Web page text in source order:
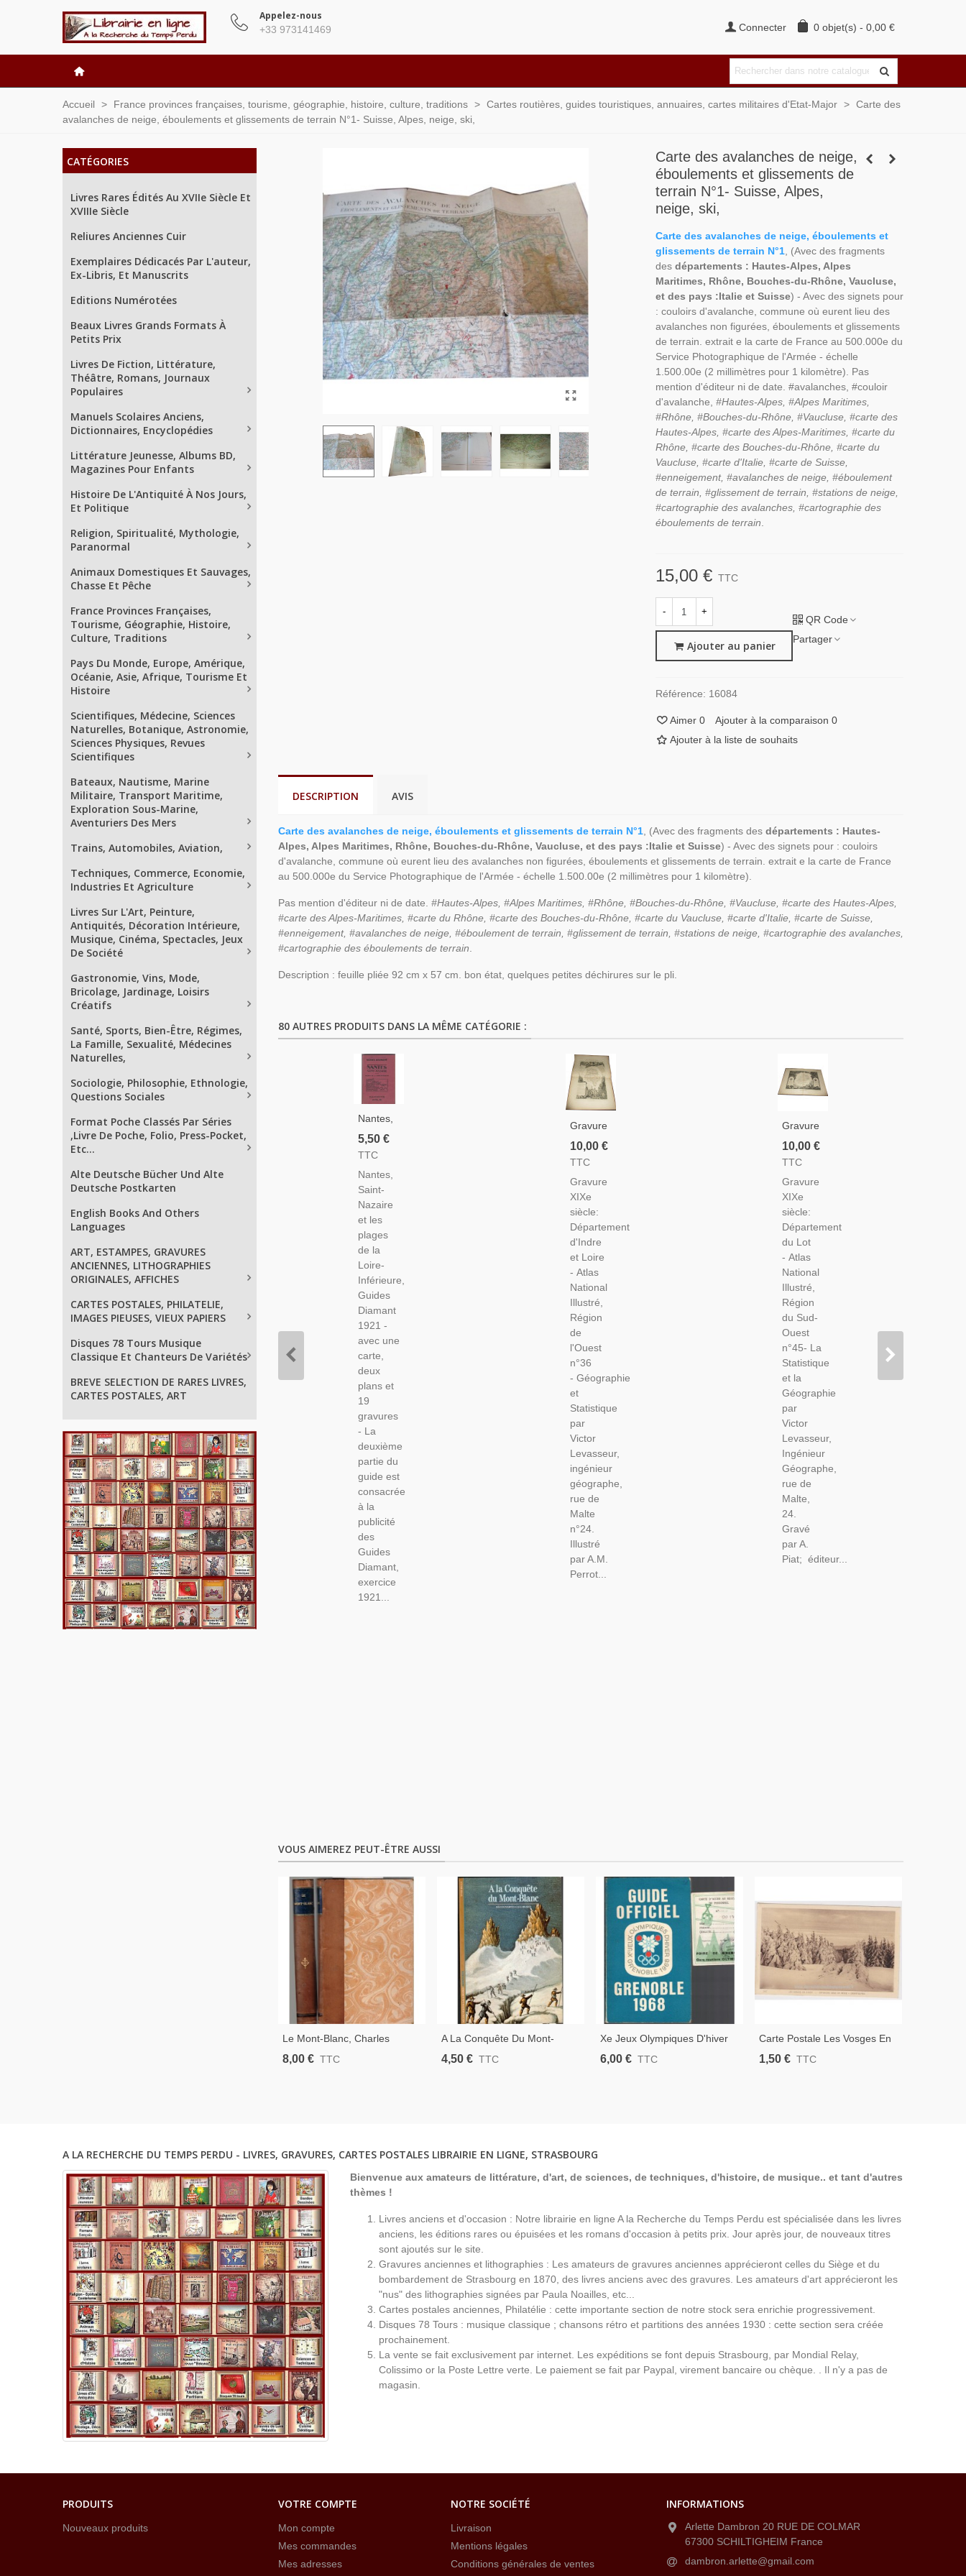
Appelez-nous
+33 973141469 Connecter 0 objet(s) - 0,00 €
Accueil > France provinces françaises, tourisme, géographie, histoire, culture, traditions > Cartes routières, guides touristiques, annuaires, cartes militaires d'Etat-Major > Carte des
avalanches de neige, éboulements et glissements de terrain N°1- Suisse, Alpes, neige, ski,
CATÉGORIES
Livres Rares Édités Au XVIIe Siècle Et
XVIIIe Siècle
Reliures Anciennes Cuir
Exemplaires Dédicacés Par L'auteur,
Ex-Libris, Et Manuscrits
Editions Numérotées
Beaux Livres Grands Formats À
Petits Prix
Livres De Fiction, Littérature,
Théâtre, Romans, Journaux
Populaires
Manuels Scolaires Anciens,
Dictionnaires, Encyclopédies
Littérature Jeunesse, Albums BD,
Magazines Pour Enfants
Histoire De L'Antiquité À Nos Jours,
Et Politique
Religion, Spiritualité, Mythologie,
Paranormal
Animaux Domestiques Et Sauvages,
Chasse Et Pêche
France Provinces Françaises,
Tourisme, Géographie, Histoire,
Culture, Traditions
Pays Du Monde, Europe, Amérique,
Océanie, Asie, Afrique, Tourisme Et
Histoire
Scientifiques, Médecine, Sciences
Naturelles, Botanique, Astronomie,
Sciences Physiques, Revues
Scientifiques
Bateaux, Nautisme, Marine
Militaire, Transport Maritime,
Exploration Sous-Marine,
Aventuriers Des Mers
Trains, Automobiles, Aviation,
Techniques, Commerce, Economie,
Industries Et Agriculture
Livres Sur L'Art, Peinture,
Antiquités, Décoration Intérieure,
Musique, Cinéma, Spectacles, Jeux
De Société
Gastronomie, Vins, Mode,
Bricolage, Jardinage, Loisirs
Créatifs
Santé, Sports, Bien-Être, Régimes,
La Famille, Sexualité, Médecines
Naturelles,
Sociologie, Philosophie, Ethnologie,
Questions Sociales
Format Poche Classés Par Séries
,Livre De Poche, Folio, Press-Pocket,
Etc...
Alte Deutsche Bücher Und Alte
Deutsche Postkarten
English Books And Others
Languages
ART, ESTAMPES, GRAVURES
ANCIENNES, LITHOGRAPHIES
ORIGINALES, AFFICHES
CARTES POSTALES, PHILATELIE,
IMAGES PIEUSES, VIEUX PAPIERS
Disques 78 Tours Musique
Classique Et Chanteurs De Variétés
BREVE SELECTION DE RARES LIVRES,
CARTES POSTALES, ART
Carte des avalanches de neige,
éboulements et glissements de
terrain N°1- Suisse, Alpes,
neige, ski,
Carte des avalanches de neige, éboulements et
glissements de terrain N°1, (Avec des fragments
des départements : Hautes-Alpes, Alpes
Maritimes, Rhône, Bouches-du-Rhône, Vaucluse,
et des pays :Italie et Suisse) - Avec des signets pour
: couloirs d'avalanche, commune où eurent lieu des
avalanches non figurées, éboulements et glissements
de terrain. extrait e la carte de France au 500.000e du
Service Photographique de l'Armée - échelle
1.500.00e (2 millimètres pour 1 kilomètre). Pas
mention d'éditeur ni de date. #avalanches, #couloir
d'avalanche, #Hautes-Alpes, #Alpes Maritimes,
#Rhône, #Bouches-du-Rhône, #Vaucluse, #carte des
Hautes-Alpes, #carte des Alpes-Maritimes, #carte du
Rhône, #carte des Bouches-du-Rhône, #carte du
Vaucluse, #carte d'Italie, #carte de Suisse,
#enneigement, #avalanches de neige, #éboulement
de terrain, #glissement de terrain, #stations de neige,
#cartographie des avalanches, #cartographie des
éboulements de terrain
15,00 € TTC
- +
Ajouter au panier
QR Code
Partager
Référence: 16084
Aimer 0 Ajouter à la comparaison 0
Ajouter à la liste de souhaits
DESCRIPTION AVIS
Carte des avalanches de neige, éboulements et glissements de terrain N°1, (Avec des fragments des départements : Hautes-
Alpes, Alpes Maritimes, Rhône, Bouches-du-Rhône, Vaucluse, et des pays :Italie et Suisse) - Avec des signets pour : couloirs
d'avalanche, commune où eurent lieu des avalanches non figurées, éboulements et glissements de terrain. extrait e la carte de France
au 500.000e du Service Photographique de l'Armée - échelle 1.500.00e (2 millimètres pour 1 kilomètre).
Pas mention d'éditeur ni de date. #Hautes-Alpes, #Alpes Maritimes, #Rhône, #Bouches-du-Rhône, #Vaucluse, #carte des Hautes-Alpes,
#carte des Alpes-Maritimes, #carte du Rhône, #carte des Bouches-du-Rhône, #carte du Vaucluse, #carte d'Italie, #carte de Suisse,
#enneigement, #avalanches de neige, #éboulement de terrain, #glissement de terrain, #stations de neige, #cartographie des avalanches,
#cartographie des éboulements de terrain.
Description : feuille pliée 92 cm x 57 cm. bon état, quelques petites déchirures sur le pli.
80 AUTRES PRODUITS DANS LA MÊME CATÉGORIE :
Nantes,
Saint-
Nazaire
Plages
De
Loire-
Inférieure,
1921,
Guides
Touristiques
Diamant
5,50 €
TTC
Nantes,
Saint-
Nazaire
et les
plages
de la
Loire-
Inférieure,
Guides
Diamant
1921 -
avec une
carte,
deux
plans et
19
gravures
- La
deuxième
partie du
guide est
consacrée
à la
publicité
des
Guides
Diamant,
exercice
1921...
Gravure
Département
D'Indre
1846
Levasseur
- Atlas
National
Illustré
Levasseur,
Cartes
Géographiques,
10,00 €
TTC
Gravure
XIXe
siècle:
Département
d'Indre
et Loire
- Atlas
National
Illustré,
Région
de
l'Ouest
n°36
- Géographie
et
Statistique
par
Victor
Levasseur,
ingénieur
géographe,
rue de
Malte
n°24.
Illustré
par A.M.
Perrot...
Gravure
Département
Du Lot
Levasseur
- Atlas
National
Illustré
Levasseur,
Cartes
Géographiques,
10,00 €
TTC
Gravure
XIXe
siècle:
Département
du Lot
- Atlas
National
Illustré,
Région
du Sud-
Ouest
n°45- La
Statistique
et la
Géographie
par
Victor
Levasseur,
Ingénieur
Géographe,
rue de
Malte,
24.
Gravé
par A.
Piat; éditeur...
VOUS AIMEREZ PEUT-ÊTRE AUSSI
Le Mont-Blanc, Charles
Duriez, - Alpinisme, Alpes,
8,00 € TTC
A La Conquête Du Mont-
Blanc, Yves Ballu, 1986 -
4,50 € TTC
Xe Jeux Olympiques D'hiver
1968, Guide Officiel Grenoble
6,00 € TTC
Carte Postale Les Vosges En
Hiver, Sapinière Sous La
1,50 € TTC
A LA RECHERCHE DU TEMPS PERDU - LIVRES, GRAVURES, CARTES POSTALES LIBRAIRIE EN LIGNE, STRASBOURG
Bienvenue aux amateurs de littérature, d'art, de sciences, de techniques, d'histoire, de musique.. et tant d'autres
thèmes !
Livres anciens et d'occasion : Notre librairie en ligne A la Recherche du Temps Perdu est spécialisée dans les livres
anciens, les éditions rares ou épuisées et les romans d'occasion à petits prix. Jour après jour, de nouveaux titres
sont ajoutés sur le site.
Gravures anciennes et lithographies : Les amateurs de gravures anciennes apprécieront celles du Siège et du
bombardement de Strasbourg en 1870, des livres anciens avec des gravures. Les amateurs d'art apprécieront les
"nus" des lithographies signées par Paula Noailles, etc...
Cartes postales anciennes, Philatélie : cette importante section de notre stock sera enrichie progressivement.
Disques 78 Tours : musique classique ; chansons rétro et partitions des années 1930 : cette section sera créée
prochainement.
La vente se fait exclusivement par internet. Les expéditions se font depuis Strasbourg, par Mondial Relay,
Colissimo or la Poste Lettre verte. Le paiement se fait par Paypal, virement bancaire ou chèque. . Il n'y a pas de
magasin.
PRODUITS
Nouveaux produits
VOTRE COMPTE
Mon compte
Mes commandes
Mes adresses
NOTRE SOCIÉTÉ
Livraison
Mentions légales
Conditions générales de ventes
INFORMATIONS
Arlette Dambron 20 RUE DE COLMAR
67300 SCHILTIGHEIM France
dambron.arlette@gmail.com